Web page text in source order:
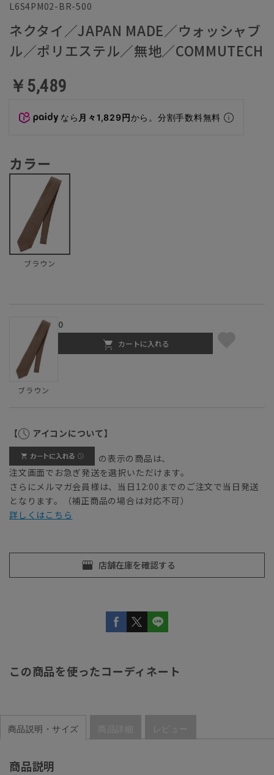
L6S4PM02-BR-500
ネクタイ／JAPAN MADE／ウォッシャブ
ル／ポリエステル／無地／COMMUTECH
￥5,489
なら 月々1,829円から。分割手数料無料
カラー
ブラウン
ブラウン
0
カートに入れる
【 アイコンについて】
の表示の商品は、
注文画面でお急ぎ発送を選択いただけます。
さらにメルマガ会員様は、当日12:00までのご注文で当日発送
となります。（補正商品の場合は対応不可）
詳しくはこちら
この商品を使ったコーディネート
商品説明・サイズ 商品詳細 レビュー
商品説明